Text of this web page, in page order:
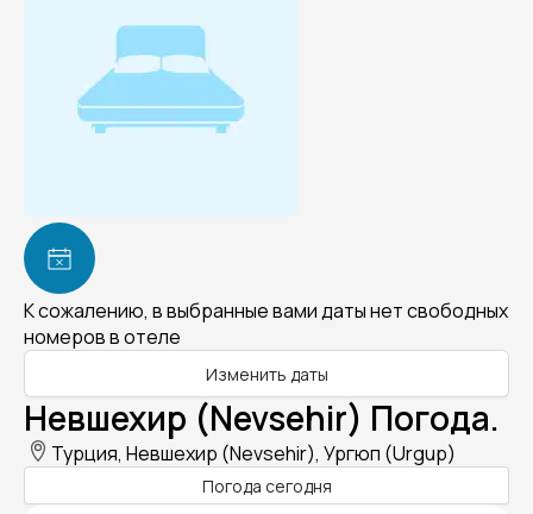
К сожалению, в выбранные вами даты нет свободных
номеров в отеле
Изменить даты
Невшехир (Nevsehir) Погода.
Турция, Невшехир (Nevsehir), Ургюп (Urgup)
Погода сегодня